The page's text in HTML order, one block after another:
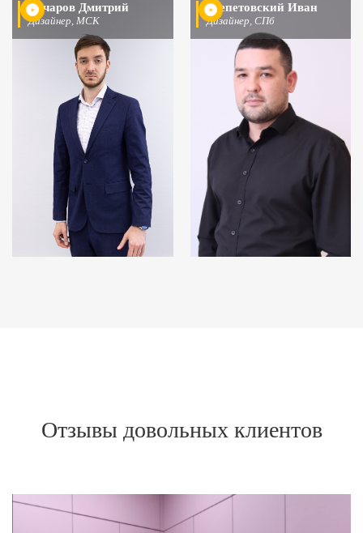
Бочаров Дмитрий
Дизайнер, МСК
Шепетовский Иван
Дизайнер, СПб
Отзывы довольных клиентов